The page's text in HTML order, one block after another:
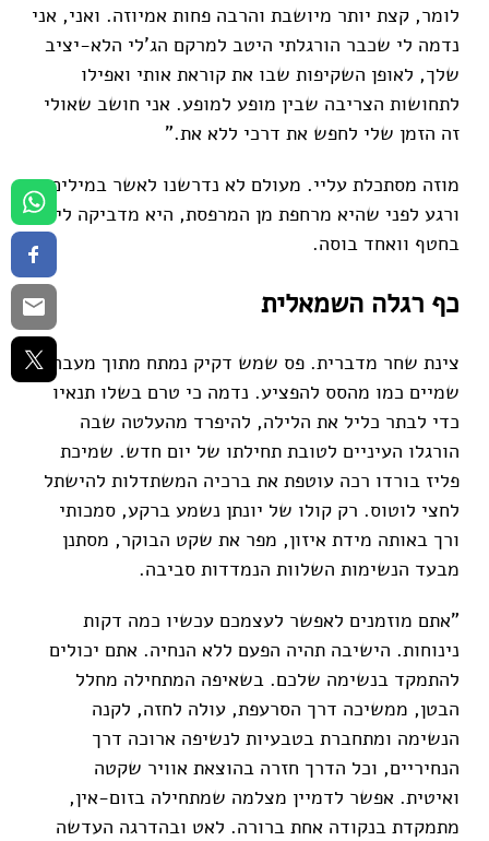
לומר, קצת יותר מיושבת והרבה פחות אמיוזה. ואני, אני
נדמה לי שכבר הורגלתי היטב למרקם הג'לי הלא-יציב
שלך, לאופן השקיפות שבו את קוראת אותי ואפילו
לתחושות הצריבה שבין מופע למופע. אני חושב שאולי
זה הזמן שלי לחפש את דרכי ללא את."
מוזה מסתכלת עליי. מעולם לא נדרשנו לאשר במילים.
ורגע לפני שהיא מרחפת מן המרפסת, היא מדביקה לי
בחטף וואחד בוסה.
כף רגלה השמאלית
צינת שחר מדברית. פס שמש דקיק נמתח מתוך מעבה
שמיים כמו מהסס להפציע. נדמה כי טרם בשלו תנאיו
כדי לבתר כליל את הלילה, להיפרד מהעלטה שבה
הורגלו העיניים לטובת תחילתו של יום חדש. שמיכת
פליז בורדו רכה עוטפת את ברכיה המשתדלות להישתל
לחצי לוטוס. רק קולו של יונתן נשמע ברקע, סמכותי
ורך באותה מידת איזון, מפר את שקט הבוקר, מסתנן
מבעד הנשימות השלוות הנמדדות סביבה.
"אתם מוזמנים לאפשר לעצמכם עכשיו כמה דקות
נינוחות. הישיבה תהיה הפעם ללא הנחיה. אתם יכולים
להתמקד בנשימה שלכם. בשאיפה המתחילה מחלל
הבטן, ממשיכה דרך הסרעפת, עולה לחזה, לקנה
הנשימה ומתחברת בטבעיות לנשיפה ארוכה דרך
הנחיריים, וכל הדרך חזרה בהוצאת אוויר שקטה
ואיטית. אפשר לדמיין מצלמה שמתחילה בזום-אין,
מתמקדת בנקודה אחת ברורה. לאט ובהדרגה העדשה